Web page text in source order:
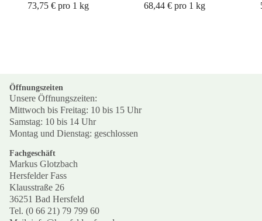
73,75 € pro 1 kg 68,44 € pro 1 kg
Öffnungszeiten
Unsere Öffnungszeiten:
Mittwoch bis Freitag: 10 bis 15 Uhr
Samstag: 10 bis 14 Uhr
Montag und Dienstag: geschlossen
Fachgeschäft
Markus Glotzbach
Hersfelder Fass
Klausstraße 26
36251 Bad Hersfeld
Tel. (0 66 21) 79 799 60